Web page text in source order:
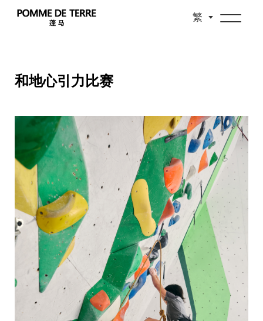
繁
和地心引力比赛